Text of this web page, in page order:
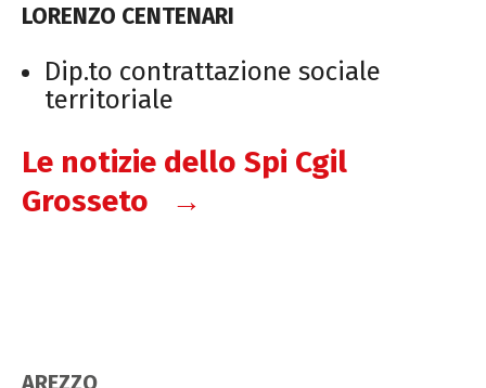
LORENZO CENTENARI
Dip.to contrattazione sociale
territoriale
Le notizie dello Spi Cgil
Grosseto →
AREZZO